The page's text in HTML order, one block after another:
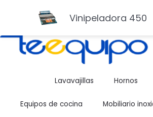
Llámanos
HorarioLunes a Viernes 9am a 1pm -
Lavavajillas Hornos
Equipos de cocina Mobiliario
Vinipeladora 450